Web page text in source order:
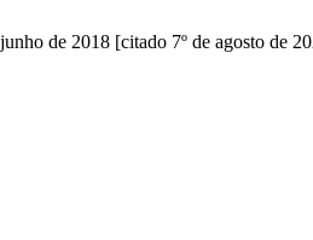
de 2018 [citado 7º de agosto de